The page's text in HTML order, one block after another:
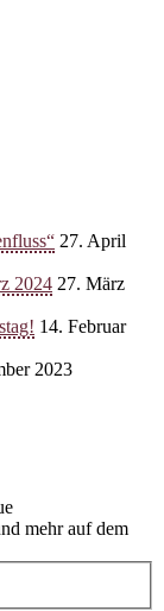
27. April
2024 27. März
14. Februar
2023
mehr auf dem